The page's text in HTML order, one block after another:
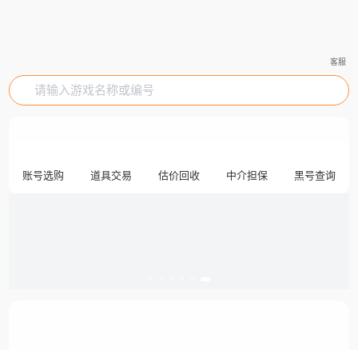
客服
请输入游戏名称或编号
账号选购 道具交易 估价回收 中介担保 黑号查询